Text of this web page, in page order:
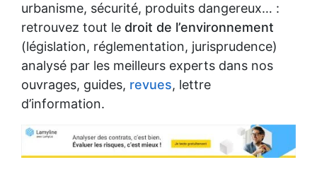
urbanisme, sécurité, produits dangereux… :
retrouvez tout le droit de l’environnement
(législation, réglementation, jurisprudence)
analysé par les meilleurs experts dans nos
ouvrages, guides, revues, lettre
d’information.